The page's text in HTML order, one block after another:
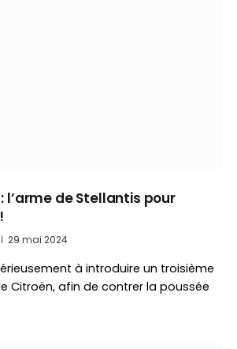
l’arme de Stellantis pour
29 mai 2024
à introduire un troisième
Citroën, afin de contrer la poussée